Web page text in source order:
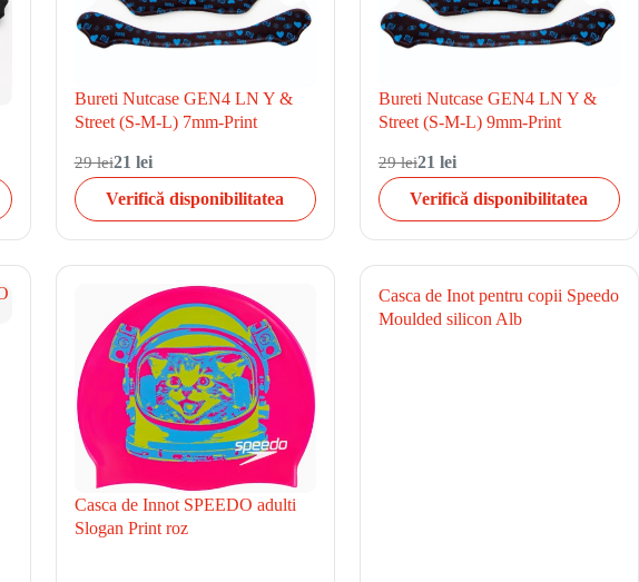
Bureti Nutcase GEN4 LN Y &
Street (S-M-L) 7mm-Print
29 lei21 lei
Verifică disponibilitatea
Bureti Nutcase GEN4 LN Y &
Street (S-M-L) 9mm-Print
29 lei21 lei
Verifică disponibilitatea
Casca de Innot SPEEDO adulti
Slogan Print roz
Casca de Inot pentru copii Speedo
Moulded silicon Alb